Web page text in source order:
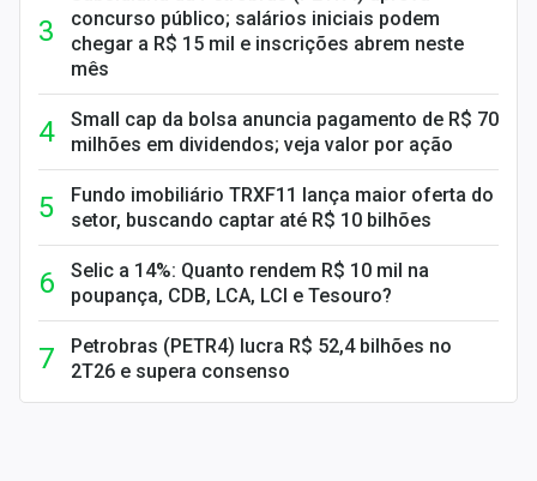
concurso público; salários iniciais podem
chegar a R$ 15 mil e inscrições abrem neste
mês
Small cap da bolsa anuncia pagamento de R$ 70
milhões em dividendos; veja valor por ação
Fundo imobiliário TRXF11 lança maior oferta do
setor, buscando captar até R$ 10 bilhões
Selic a 14%: Quanto rendem R$ 10 mil na
poupança, CDB, LCA, LCI e Tesouro?
Petrobras (PETR4) lucra R$ 52,4 bilhões no
2T26 e supera consenso